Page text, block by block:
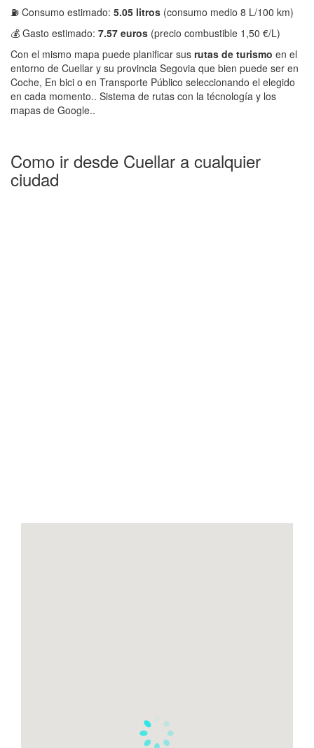
⛽ Consumo estimado: 5.05 litros (consumo medio 8 L/100 km)
💰 Gasto estimado: 7.57 euros (precio combustible 1,50 €/L)
Con el mismo mapa puede planificar sus rutas de turismo en el
entorno de Cuellar y su provincia Segovia que bien puede ser en
Coche, En bici o en Transporte Público seleccionando el elegido
en cada momento.. Sistema de rutas con la técnología y los
mapas de Google..
Como ir desde Cuellar a cualquier
ciudad